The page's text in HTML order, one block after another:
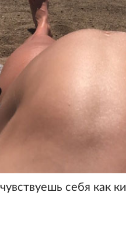
себя как